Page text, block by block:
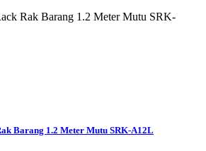
Barang 1.2 Meter Mutu SRK-A12L